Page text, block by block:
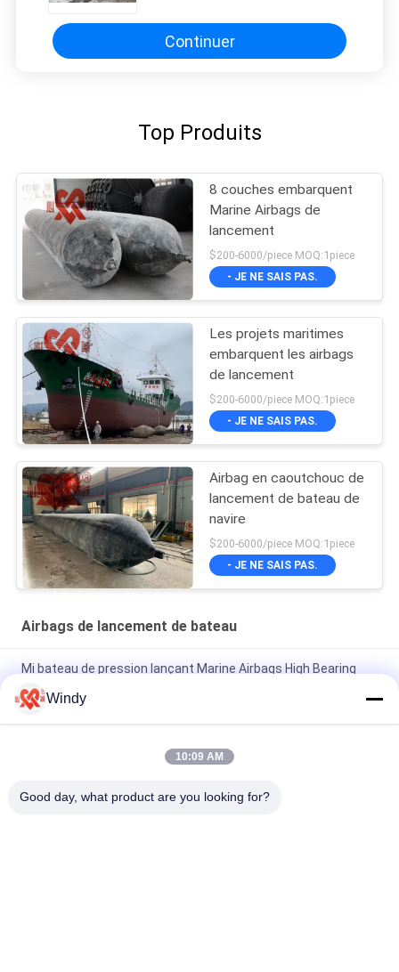
Continuer
Top Produits
8 couches embarquent
Marine Airbags de
lancement
$200-6000/piece MOQ:1piece
- JE NE SAIS PAS.
Les projets maritimes
embarquent les airbags
de lancement
$200-6000/piece MOQ:1piece
- JE NE SAIS PAS.
Airbag en caoutchouc de
lancement de bateau de
navire
$200-6000/piece MOQ:1piece
- JE NE SAIS PAS.
Airbags de lancement de bateau
Mi bateau de pression lançant Marine Airbags High Bearing
Capacity 8-24m longtemps
Les airbags de lancement de bateau du caoutchouc naturel
montent en ballon pour des bateaux d'atterrissage
mois de garantie
Windy
10:09 AM
Good day, what product are you looking for?